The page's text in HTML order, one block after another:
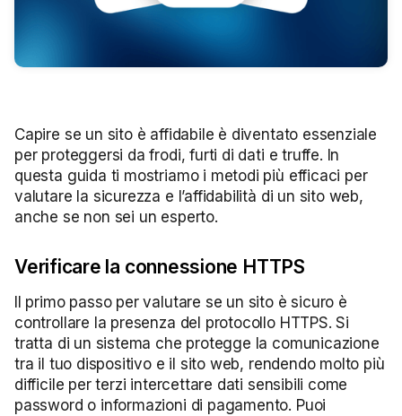
Capire se un sito è affidabile è diventato essenziale
per proteggersi da frodi, furti di dati e truffe. In
questa guida ti mostriamo i metodi più efficaci per
valutare la sicurezza e l’affidabilità di un sito web,
anche se non sei un esperto.
Verificare la connessione HTTPS
Il primo passo per valutare se un sito è sicuro è
controllare la presenza del protocollo HTTPS. Si
tratta di un sistema che protegge la comunicazione
tra il tuo dispositivo e il sito web, rendendo molto più
difficile per terzi intercettare dati sensibili come
password o informazioni di pagamento. Puoi